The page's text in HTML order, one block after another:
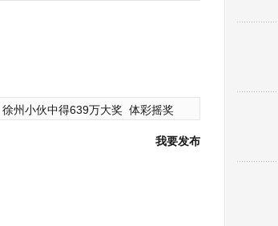
徐州小伙中得639万大奖 体彩摇奖
我要发布